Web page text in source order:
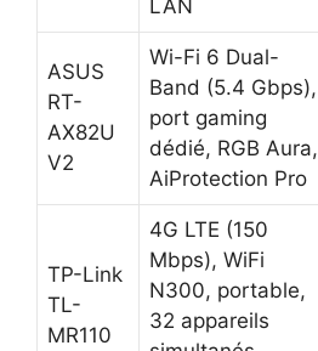
LAN
ASUS
RT-
AX82U
V2
Wi-Fi 6 Dual-
Band (5.4 Gbps),
port gaming
dédié, RGB Aura,
AiProtection Pro
TP-Link
TL-
MR110
4G LTE (150
Mbps), WiFi
N300, portable,
32 appareils